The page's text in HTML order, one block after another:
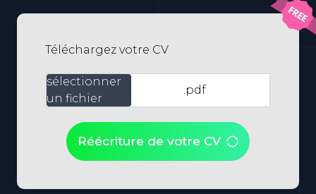
Téléchargez votre CV
sélectionner
un fichier
.pdf
Réécriture de votre CV